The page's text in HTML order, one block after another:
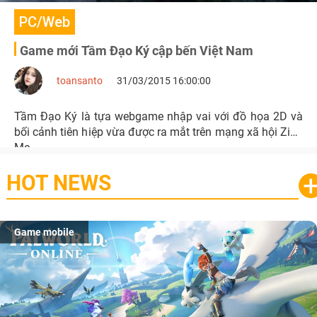
PC/Web
Game mới Tầm Đạo Ký cập bến Việt Nam
toansanto 31/03/2015 16:00:00
Tầm Đạo Ký là tựa webgame nhập vai với đồ họa 2D và
bối cảnh tiên hiệp vừa được ra mắt trên mạng xã hội Zing
Me.
HOT NEWS
Game mobile